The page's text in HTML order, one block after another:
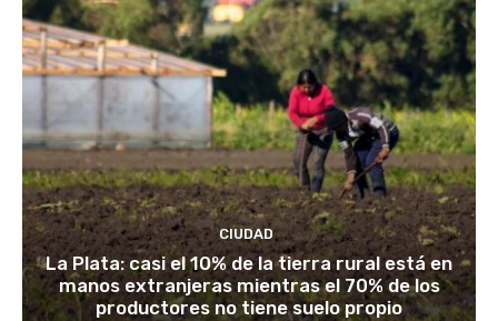
CIUDAD
La Plata: casi el 10% de la tierra rural está en
manos extranjeras mientras el 70% de los
productores no tiene suelo propio